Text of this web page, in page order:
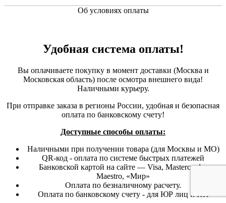
Об условиях оплаты
Удобная система оплаты!
Вы оплачиваете покупку в момент доставки (Москва и
Московская область) после осмотра внешнего вида!
Наличными курьеру.
При отправке заказа в регионы России, удобная и безопасная
оплата по банковскому счету!
Доступные способы оплаты:
Наличными при получении товара (для Москвы и МО)
QR-код - оплата по системе быстрых платежей
Банковской картой на сайте — Visa, Mastercard и
Maestro, «Мир»
Оплата по безналичному расчету.
Оплата по банковскому счету - для ЮР лиц и ИП